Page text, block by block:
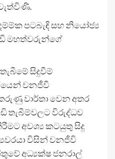
පටබැඳි සහ නියෝජ්‍ය
මහත්වරුන්ගේ
සිදුවීම්
වනජීවී
වාර්තා වෙන අතර
තැබීම්වලට විරුද්ධව
අවශ්‍ය කටයුතු සිදු
විසින් වනජීවි
අධ්‍යක්ෂ ජනරාල්